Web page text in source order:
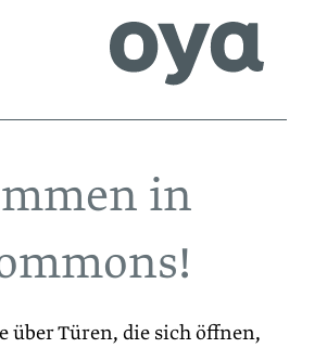
in
über Türen, die sich öffnen,